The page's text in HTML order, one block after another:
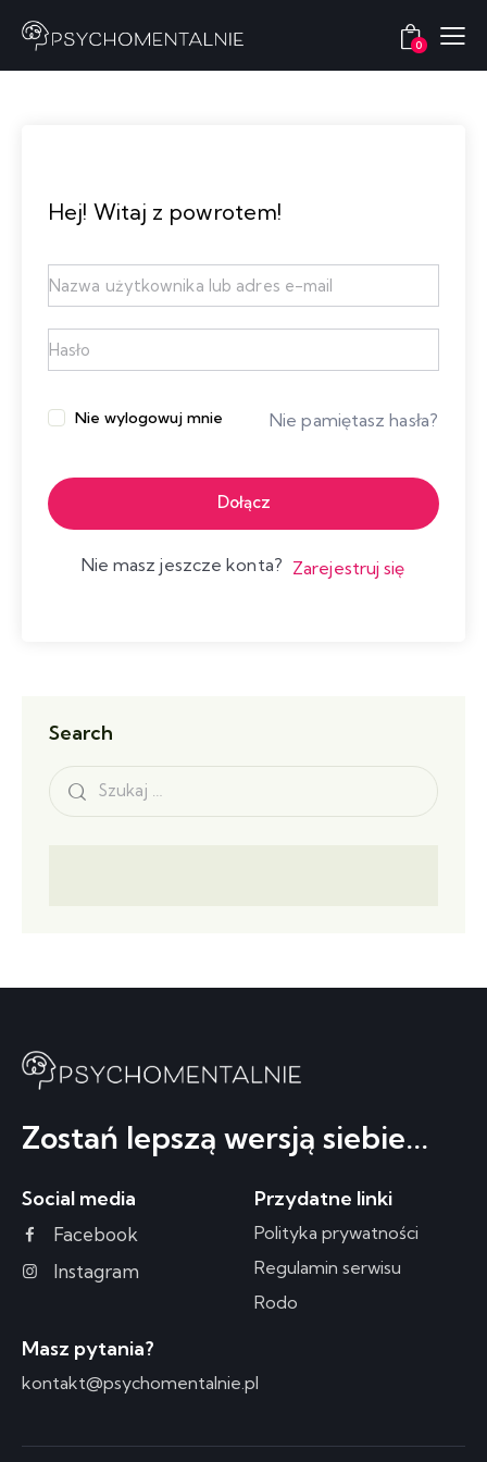
0
Hej! Witaj z powrotem!
Nie wylogowuj mnie Nie pamiętasz hasła?
Dołącz
Nie masz jeszcze konta? Zarejestruj się
Search
Zostań lepszą wersją siebie...
Social media
Facebook
Instagram
Przydatne linki
Polityka prywatności
Regulamin serwisu
Rodo
Masz pytania?
kontakt@psychomentalnie.pl